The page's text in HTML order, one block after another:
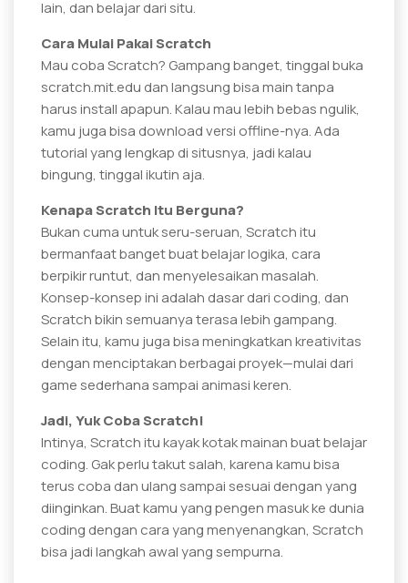
lain, dan belajar dari situ.
Cara Mulai Pakai Scratch
Mau coba Scratch? Gampang banget, tinggal buka
scratch.mit.edu dan langsung bisa main tanpa
harus install apapun. Kalau mau lebih bebas ngulik,
kamu juga bisa download versi offline-nya. Ada
tutorial yang lengkap di situsnya, jadi kalau
bingung, tinggal ikutin aja.
Kenapa Scratch Itu Berguna?
Bukan cuma untuk seru-seruan, Scratch itu
bermanfaat banget buat belajar logika, cara
berpikir runtut, dan menyelesaikan masalah.
Konsep-konsep ini adalah dasar dari coding, dan
Scratch bikin semuanya terasa lebih gampang.
Selain itu, kamu juga bisa meningkatkan kreativitas
dengan menciptakan berbagai proyek—mulai dari
game sederhana sampai animasi keren.
Jadi, Yuk Coba Scratch!
Intinya, Scratch itu kayak kotak mainan buat belajar
coding. Gak perlu takut salah, karena kamu bisa
terus coba dan ulang sampai sesuai dengan yang
diinginkan. Buat kamu yang pengen masuk ke dunia
coding dengan cara yang menyenangkan, Scratch
bisa jadi langkah awal yang sempurna.